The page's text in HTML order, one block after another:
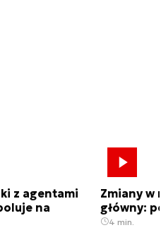
z agentami
na
Zmiany w
główny:
4 min.